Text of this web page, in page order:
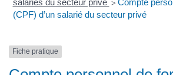
salariés du secteur privé > Compte
(CPF) d’un salarié du secteur privé
Fiche pratique